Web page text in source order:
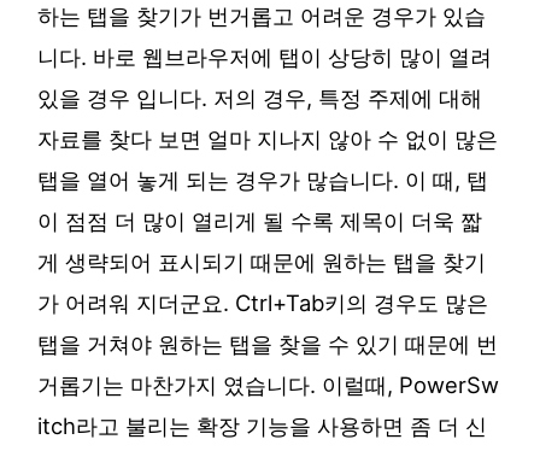
하는 탭을 찾기가 번거롭고 어려운 경우가 있습
니다. 바로 웹브라우저에 탭이 상당히 많이 열려
있을 경우 입니다. 저의 경우, 특정 주제에 대해
자료를 찾다 보면 얼마 지나지 않아 수 없이 많은
탭을 열어 놓게 되는 경우가 많습니다. 이 때, 탭
이 점점 더 많이 열리게 될 수록 제목이 더욱 짧
게 생략되어 표시되기 때문에 원하는 탭을 찾기
가 어려워 지더군요. Ctrl+Tab키의 경우도 많은
탭을 거쳐야 원하는 탭을 찾을 수 있기 때문에 번
거롭기는 마찬가지 였습니다. 이럴때, PowerSw
itch라고 불리는 확장 기능을 사용하면 좀 더 신